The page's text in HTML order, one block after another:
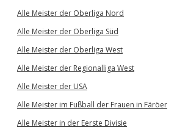
Alle Meister der Oberliga Nord
Alle Meister der Oberliga Süd
Alle Meister der Oberliga West
Alle Meister der Regionalliga West
Alle Meister der USA
Alle Meister im Fußball der Frauen in Färöer
Alle Meister in der Eerste Divisie